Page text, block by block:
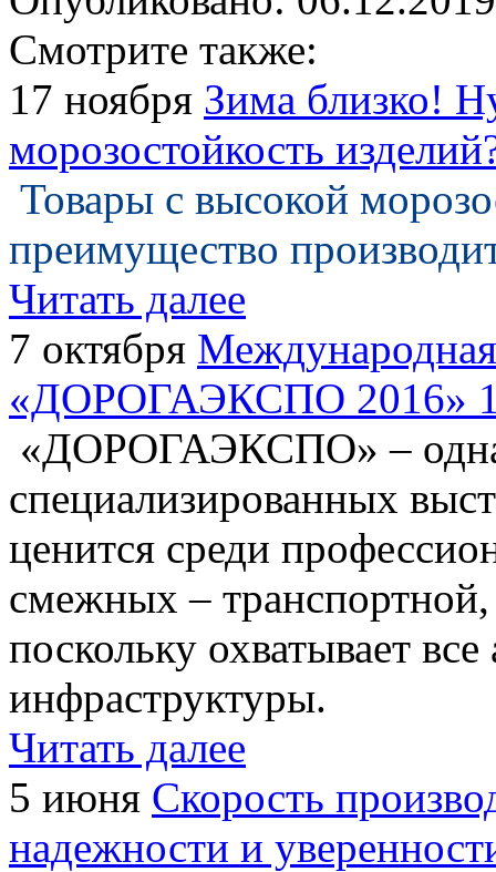
Смотрите также:
17 ноября Зима близко!
морозостойкость
Товары с высокой
преимущество
Читать далее
7 октября
«ДОРОГАЭКСПО 2016»
«ДОРОГАЭКСПО» –
специализированных
ценится среди
смежных – транспортной,
поскольку охватывает
инфраструктуры.
Читать далее
5 июня Скорость
надежности и